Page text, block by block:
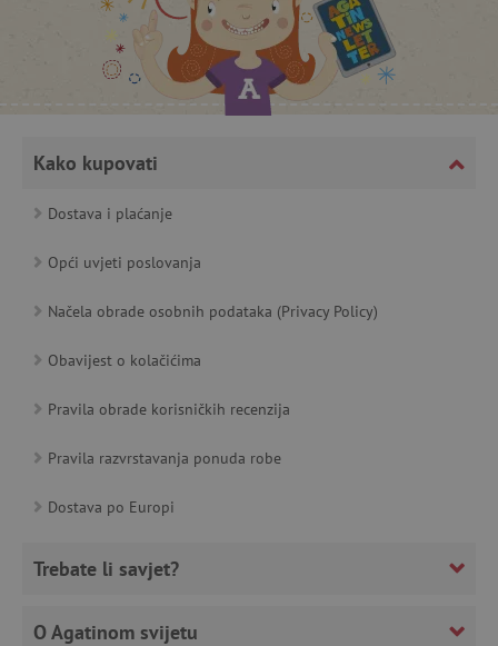
Kako kupovati
Dostava i plaćanje
Opći uvjeti poslovanja
Načela obrade osobnih podataka (Privacy Policy)
Obavijest o kolačićima
Pravila obrade korisničkih recenzija
Pravila razvrstavanja ponuda robe
Dostava po Europi
Trebate li savjet?
O Agatinom svijetu
featureFlagCheckoutExperimentVariant www.agatinsvijet.hr
product_filter_remember
_lb
__cf_bm